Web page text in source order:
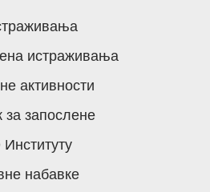
истраживања
активности
за запослене
набавке